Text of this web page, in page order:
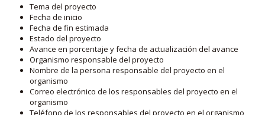
Tema del proyecto
Fecha de inicio
Fecha de fin estimada
Estado del proyecto
Avance en porcentaje y fecha de actualización del avance
Organismo responsable del proyecto
Nombre de la persona responsable del proyecto en el
organismo
Correo electrónico de los responsables del proyecto en el
organismo
Teléfono de los responsables del proyecto en el organismo